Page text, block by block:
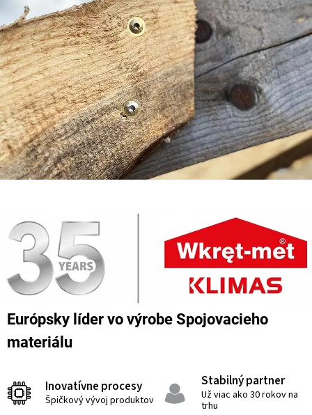
Európsky líder vo výrobe Spojovacieho
materiálu
Inovatívne procesy
Špičkový vývoj produktov
Stabilný partner
Už viac ako 30 rokov na
trhu